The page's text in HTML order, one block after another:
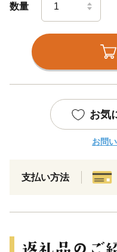
数量
お気
お問
支払い方法